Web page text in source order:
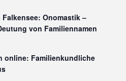
Onomastik –
von Familiennamen
online: Familienkundliche